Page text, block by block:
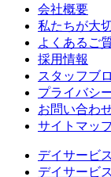
会社概要
私たちが大
よくあるご
採用情報
スタッフブ
プライバシ
お問い合わ
サイトマッ
デイサービ
デイサービ